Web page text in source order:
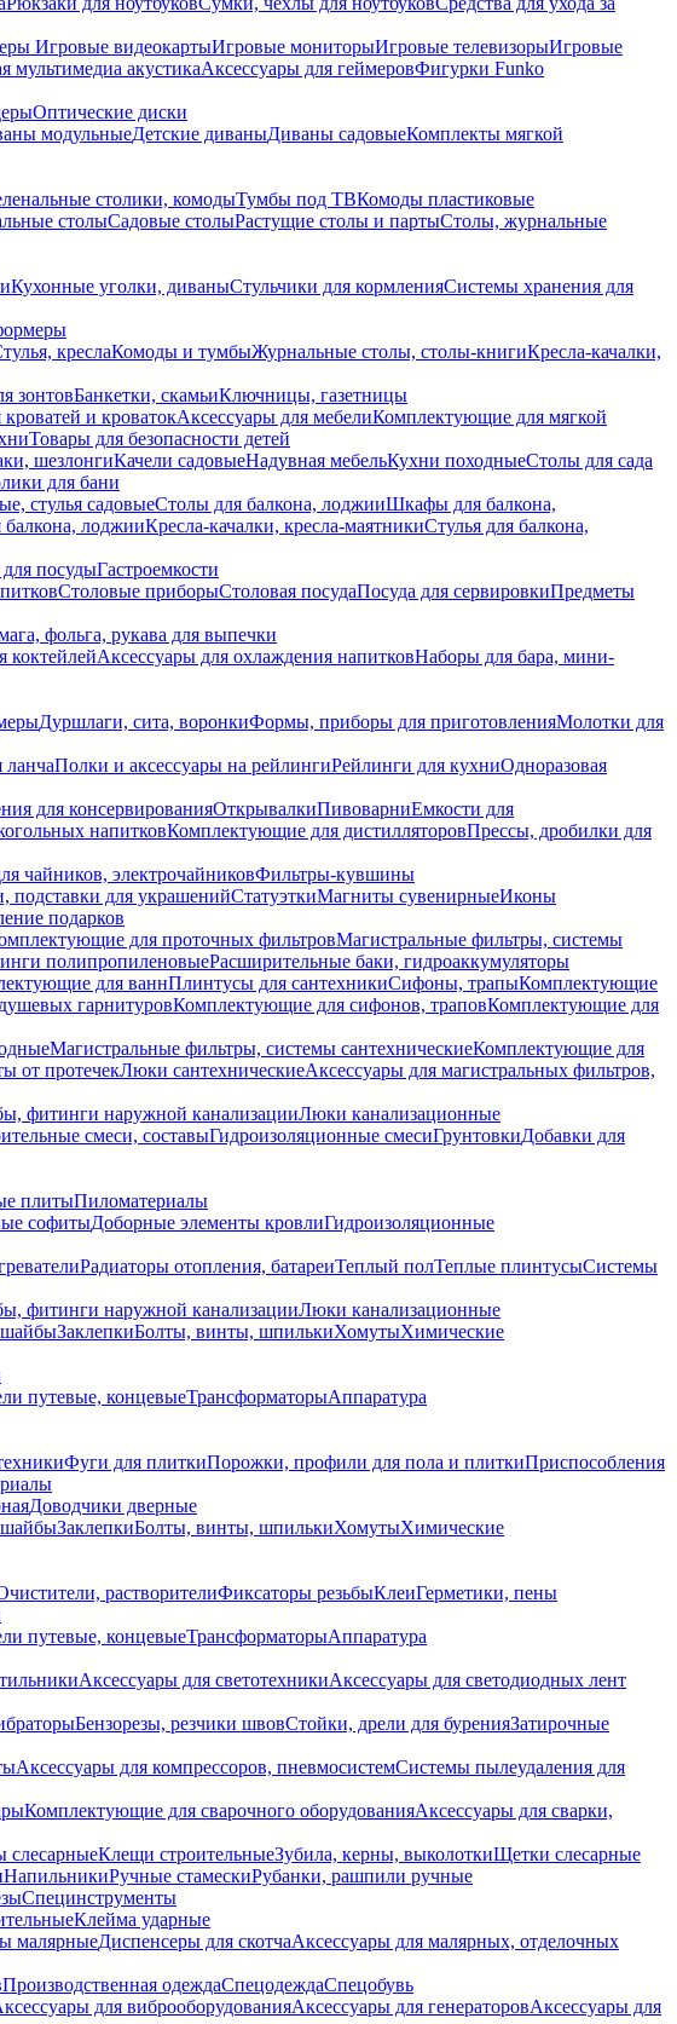
Игровые видеокартыИгровые мониторыИгровые телевизорыИгровые
мультимедиа акустикаАксессуары для геймеровФигурки Funko
Оптические диски
модульныеДетские диваныДиваны садовыеКомплекты мягкой
столики, комодыТумбы под ТВКомоды пластиковые
столыСадовые столыРастущие столы и партыСтолы, журнальные
Кухонные уголки, диваныСтульчики для кормленияСистемы хранения для
креслаКомоды и тумбыЖурнальные столы, столы-книгиКресла-качалки,
зонтовБанкетки, скамьиКлючницы, газетницы
и кроватокАксессуары для мебелиКомплектующие для мягкой
Товары для безопасности детей
шезлонгиКачели садовыеНадувная мебельКухни походныеСтолы для сада
для бани
стулья садовыеСтолы для балкона, лоджииШкафы для балкона,
лоджииКресла-качалки, кресла-маятникиСтулья для балкона,
посудыГастроемкости
Столовые приборыСтоловая посудаПосуда для сервировкиПредметы
фольга, рукава для выпечки
коктейлейАксессуары для охлаждения напитковНаборы для бара, мини-
Дуршлаги, сита, воронкиФормы, приборы для приготовленияМолотки для
ланчаПолки и аксессуары на рейлингиРейлинги для кухниОдноразовая
для консервированияОткрывалкиПивоварниЕмкости для
напитковКомплектующие для дистилляторовПрессы, дробилки для
чайников, электрочайниковФильтры-кувшины
подставки для украшенийСтатуэткиМагниты сувенирныеИконы
подарков
для проточных фильтровМагистральные фильтры, системы
полипропиленовыеРасширительные баки, гидроаккумуляторы
для ваннПлинтусы для сантехникиСифоны, трапыКомплектующие
гарнитуровКомплектующие для сифонов, траповКомплектующие для
Магистральные фильтры, системы сантехническиеКомплектующие для
от протечекЛюки сантехническиеАксессуары для магистральных фильтров,
фитинги наружной канализацииЛюки канализационные
смеси, составыГидроизоляционные смесиГрунтовкиДобавки для
плитыПиломатериалы
софитыДоборные элементы кровлиГидроизоляционные
Радиаторы отопления, батареиТеплый полТеплые плинтусыСистемы
фитинги наружной канализацииЛюки канализационные
ЗаклепкиБолты, винты, шпилькиХомутыХимические
путевые, концевыеТрансформаторыАппаратура
Фуги для плиткиПорожки, профили для пола и плиткиПриспособления
Доводчики дверные
ЗаклепкиБолты, винты, шпилькиХомутыХимические
растворителиФиксаторы резьбыКлеиГерметики, пены
путевые, концевыеТрансформаторыАппаратура
Аксессуары для светотехникиАксессуары для светодиодных лент
Бензорезы, резчики швовСтойки, дрели для буренияЗатирочные
Аксессуары для компрессоров, пневмосистемСистемы пылеудаления для
Комплектующие для сварочного оборудованияАксессуары для сварки,
Клещи строительныеЗубила, керны, выколоткиЩетки слесарные
НапильникиРучные стамескиРубанки, рашпили ручные
Специнструменты
Клейма ударные
малярныеДиспенсеры для скотчаАксессуары для малярных, отделочных
Производственная одеждаСпецодеждаСпецобувь
для виброоборудованияАксессуары для генераторовАксессуары для